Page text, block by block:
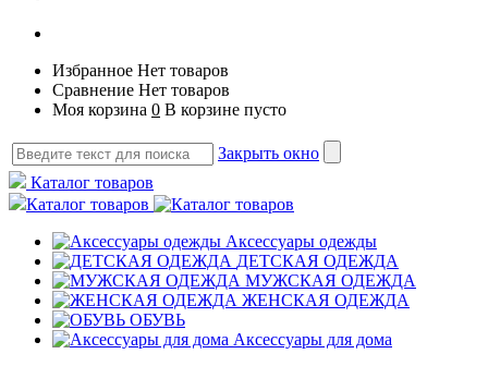
Избранное Нет товаров
Сравнение Нет товаров
Моя корзина 0 В корзине пусто
Закрыть окно
Каталог товаров
Каталог товаров
Аксессуары одежды
ДЕТСКАЯ ОДЕЖДА
МУЖСКАЯ ОДЕЖДА
ЖЕНСКАЯ ОДЕЖДА
ОБУВЬ
Аксессуары для дома